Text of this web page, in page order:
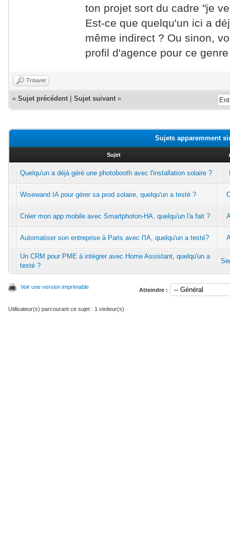
ton projet sort du cadre "je
Est-ce que quelqu'un ici a
même indirect ? Ou sinon,
profil d'agence pour ce
Trouver
« Sujet précédent Sujet suivant »
Sujets apparemment
Sujet
Quelqu'un a déjà géré une photobooth avec l'installation solaire ?
Wisewand IA pour gérer sa prod solaire, quelqu'un a testé ?
Créer mon app mobile avec Smartphoton-HA, quelqu'un l'a fait ?
Automatiser son entreprise à Paris avec l'IA, quelqu'un a testé?
Un CRM pour PME à intégrer avec Home Assistant, quelqu'un a
testé ?
Voir une version imprimable Atteindre :
Utilisateur(s) parcourant ce sujet : 1 visiteur(s)